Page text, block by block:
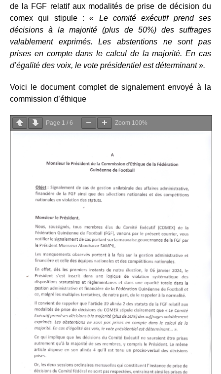
de la FGF relatif aux modalités de prise de décision du
comex qui stipule : « Le comité exécutif prend ses
décisions à la majorité (plus de 50%) des suffrages
valablement exprimés. Les abstentions ne sont pas
prises en compte dans le calcul de la majorité. En cas
d’égalité des voix, le vote présidentiel est déterminant ».
Voici le document complet de signalement envoyé à la
commission d’éthique
Page 1 / 6 Zoom 100%